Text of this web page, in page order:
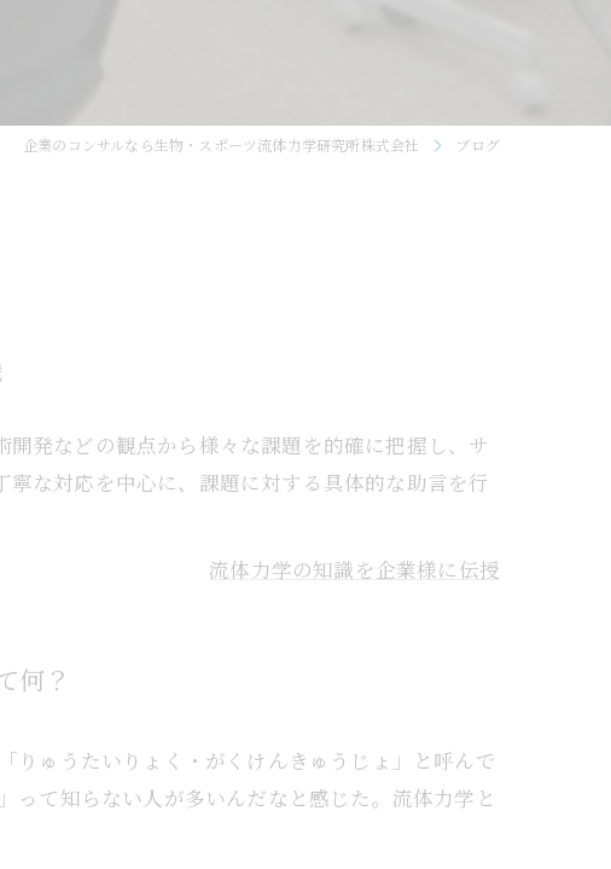
企業のコンサルなら生物・スポーツ流体力学研究所株式会社 ブログ
発などの観点から様々な課題を的確に把握し、サ
な対応を中心に、課題に対する具体的な助言を行
流体力学の知識を企業様に伝授
何？
りゅうたいりょく・がくけんきゅうじょ」と呼んで
って知らない人が多いんだなと感じた。流体力学と